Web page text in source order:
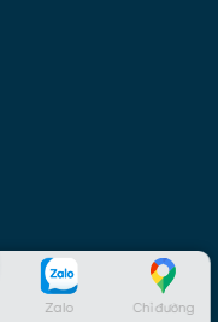
Zalo Chỉ đường